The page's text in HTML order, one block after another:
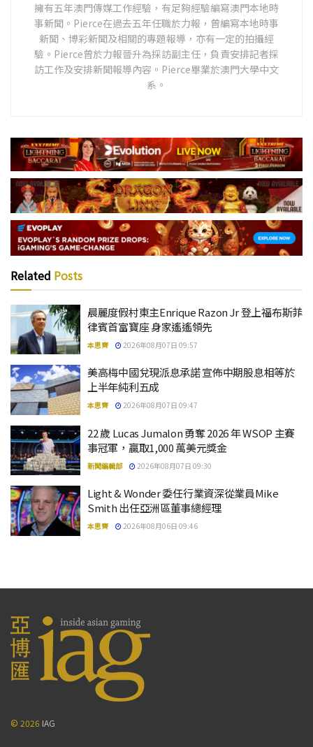
擁有五年澳門傳媒工作經驗，有足夠經驗編寫澳門本地時
事新聞。Pierce在過去五年任職於力報，曾編寫本地時事
新聞、博彩新聞及相關的專題報導，亦有一定的拍攝經
驗。Pierce曾於力報晉升為採訪副主任，負責安排記者採
訪工作及安排新聞報導內容。Pierce畢業於澳門大學中文
系。
Related Posts
晨麗度假村東主Enrique Razon Jr 登上福布斯菲
律賓首富寶座 身家遙遙領先
本思齊 2026年08月07日 09:57
美高梅中國兌現派息承諾 宣佈中期股息相等於
上半年純利五成
本思齊 2026年08月07日 09:47
22 歲 Lucas Jumalon 勇奪 2026 年 WSOP 主賽
事冠軍，贏取1,000 萬美元獎金
新聞編輯部 2026年08月07日 09:30
Light & Wonder 委任行業資深從業員Mike
Smith 出任亞洲區董事總經理
本思齊 2026年08月06日 09:46
© 2026 IAG